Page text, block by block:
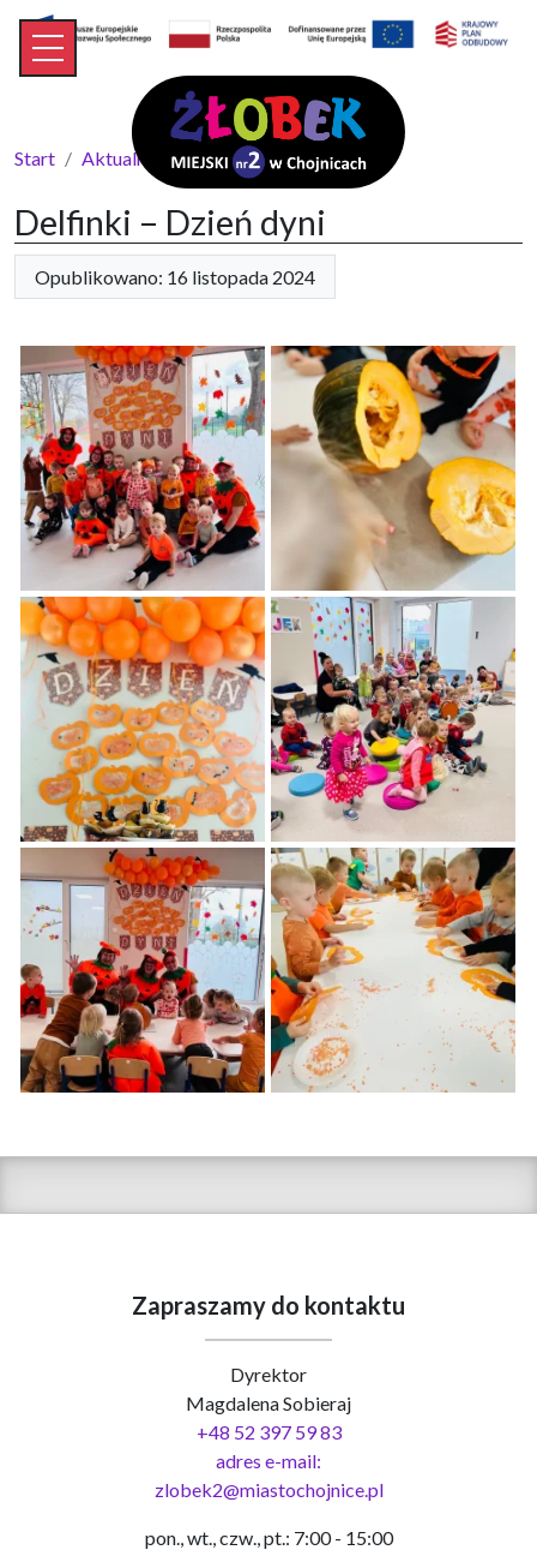
Start Aktualności Delfinki – Dzień dyni
Delfinki – Dzień dyni
Opublikowano: 16 listopada 2024
Zapraszamy do kontaktu
Dyrektor
Magdalena Sobieraj
+48 52 397 59 83
adres e-mail:
zlobek2@miastochojnice.pl
pon., wt., czw., pt.: 7:00 - 15:00